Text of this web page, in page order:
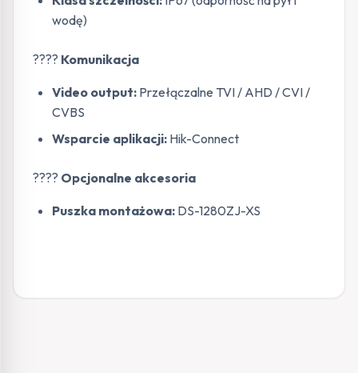
wodę)
???? Komunikacja
Video output: Przełączalne TVI / AHD / CVI /
CVBS
Wsparcie aplikacji: Hik-Connect
???? Opcjonalne akcesoria
Puszka montażowa: DS-1280ZJ-XS